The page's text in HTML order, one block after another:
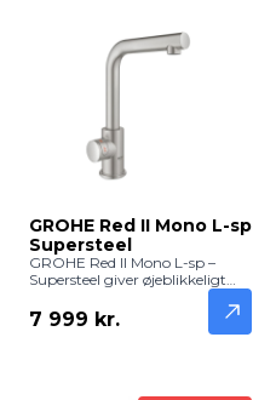
GROHE Red II Mono L-sp
Supersteel
GROHE Red II Mono L-sp –
Supersteel giver øjeblikkeligt
køkkenhanen. Elegant
Supersteel-finish og L-tud i
7 999 kr.